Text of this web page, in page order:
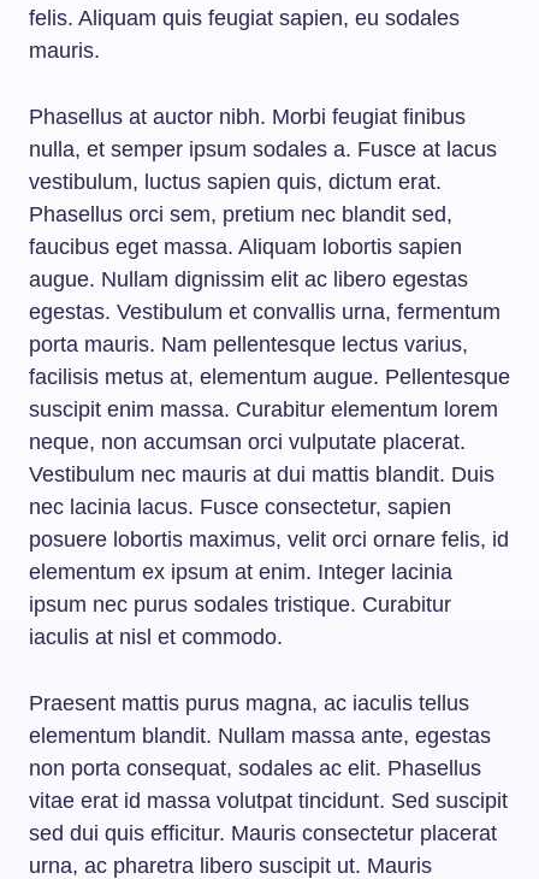
felis. Aliquam quis feugiat sapien, eu sodales
mauris.
Phasellus at auctor nibh. Morbi feugiat finibus
nulla, et semper ipsum sodales a. Fusce at lacus
vestibulum, luctus sapien quis, dictum erat.
Phasellus orci sem, pretium nec blandit sed,
faucibus eget massa. Aliquam lobortis sapien
augue. Nullam dignissim elit ac libero egestas
egestas. Vestibulum et convallis urna, fermentum
porta mauris. Nam pellentesque lectus varius,
facilisis metus at, elementum augue. Pellentesque
suscipit enim massa. Curabitur elementum lorem
neque, non accumsan orci vulputate placerat.
Vestibulum nec mauris at dui mattis blandit. Duis
nec lacinia lacus. Fusce consectetur, sapien
posuere lobortis maximus, velit orci ornare felis, id
elementum ex ipsum at enim. Integer lacinia
ipsum nec purus sodales tristique. Curabitur
iaculis at nisl et commodo.
Praesent mattis purus magna, ac iaculis tellus
elementum blandit. Nullam massa ante, egestas
non porta consequat, sodales ac elit. Phasellus
vitae erat id massa volutpat tincidunt. Sed suscipit
sed dui quis efficitur. Mauris consectetur placerat
urna, ac pharetra libero suscipit ut. Mauris